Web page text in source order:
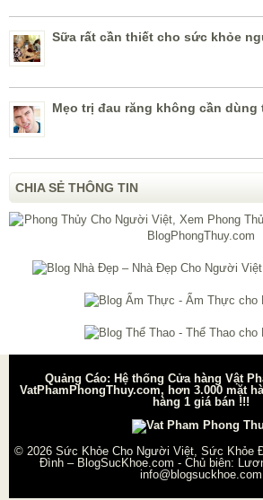
Sữa rất cần thiết cho sức khỏe
Mẹo trị đau răng không cần dùng
CHIA SẺ THÔNG TIN
Quảng Cáo: Hệ thống Cửa hàng Vật
VatPhamPhongThuy.com, hơn 3.000 mặt
hàng 1 giá bán !!!
© 2026 Sức Khỏe Cho Người Việt, Sức Khỏe
Đình – BlogSucKhoe.com - Chủ biên:
info@blogsuckhoe.com